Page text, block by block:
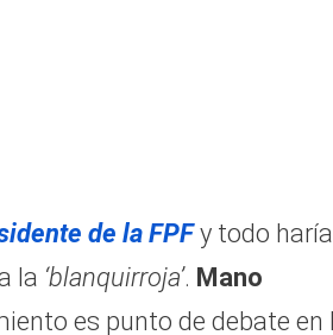
de la FPFy todo haría
la ‘blanquirroja’. Mano
es punto de debate en